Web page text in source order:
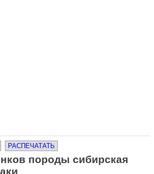
РАСПЕЧАТАТЬ
породы сибирская